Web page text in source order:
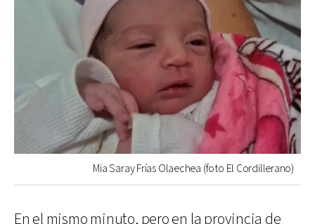
Mia Saray Frías Olaechea (foto El Cordillerano)
En el mismo minuto, pero en la provincia de